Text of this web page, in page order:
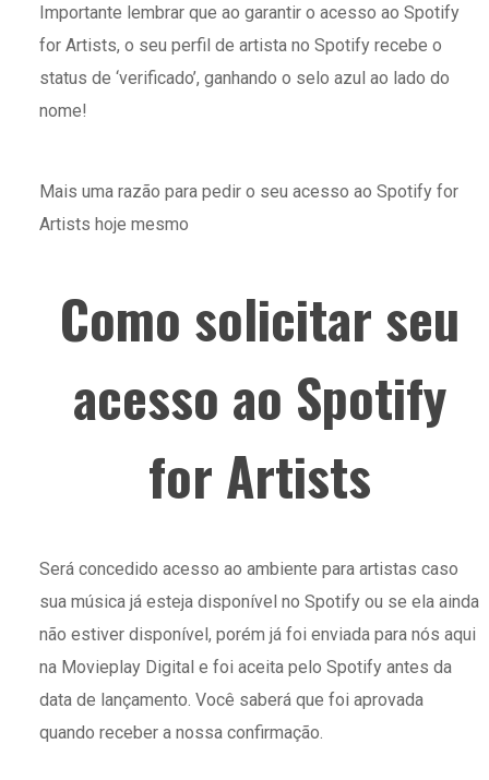
Importante lembrar que ao garantir o acesso ao Spotify
for Artists, o seu perfil de artista no Spotify recebe o
status de ‘verificado’, ganhando o selo azul ao lado do
nome!
Mais uma razão para pedir o seu acesso ao Spotify for
Artists hoje mesmo
Como solicitar seu
acesso ao Spotify
for Artists
Será concedido acesso ao ambiente para artistas caso
sua música já esteja disponível no Spotify ou se ela ainda
não estiver disponível, porém já foi enviada para nós aqui
na Movieplay Digital e foi aceita pelo Spotify antes da
data de lançamento. Você saberá que foi aprovada
quando receber a nossa confirmação.